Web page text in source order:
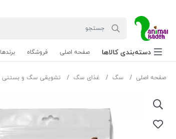
دسته‌بندی‌ کالاها صفحه اصلی فروشگاه برندها
صفحه اصلی سگ غذای سگ تشویقی سگ و بستنی